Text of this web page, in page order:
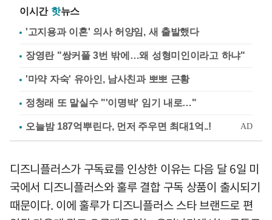
이시간 핫뉴스
'고지용과 이혼' 의사 허양임, 새 출발했다
장영란 "쌍커풀 3번 밖에…왜 성형미인이라고 하냐"
'마약 자숙' 유아인, 남사친과 뽀뽀 근황
정청래 또 말실수 "'이명박' 임기 내로…"
디즈니플러스가 구독료를 인상한 이유는 다음 달 6일 미
국에서 디즈니플러스와 훌루 결합 구독 상품이 출시되기
때문이다. 이에 훌루가 디즈니플러스 스타 브랜드로 편